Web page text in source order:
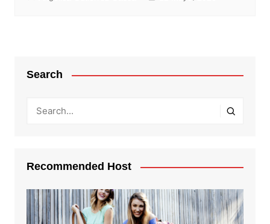
Search
Recommended Host